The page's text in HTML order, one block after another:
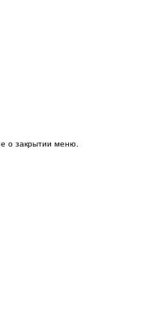
о закрытии меню.